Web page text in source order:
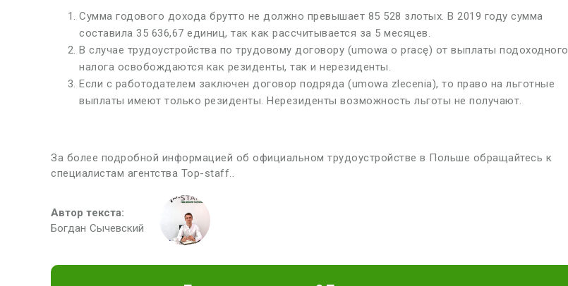
Сумма годового дохода брутто не должно превышает 85 528 злотых. В 2019 году сумма
составила 35 636,67 единиц, так как рассчитывается за 5 месяцев.
В случае трудоустройства по трудовому договору (umowa o pracę) от выплаты подоходного
налога освобождаются как резиденты, так и нерезиденты.
Если с работодателем заключен договор подряда (umowa zlecenia), то право на льготные
выплаты имеют только резиденты. Нерезиденты возможность льготы не получают.
За более подробной информацией об официальном трудоустройстве в Польше обращайтесь к
специалистам агентства Top-staff..
Автор текста:
Богдан Сычевский